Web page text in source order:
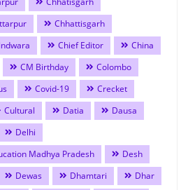
Chhattisgarh
Chief Editor
China
CM Birthday
Colombo
Covid-19
Crecket
Cultural Datia
Dausa
Delhi
Madhya Pradesh
Desh
Dewas Dhamtari
Dhar